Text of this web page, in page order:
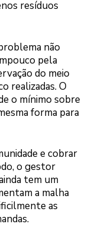
resíduos
não
pela
do meio
realizadas. O
o mínimo sobre
forma para
e cobrar
o gestor
tem um
a malha
as